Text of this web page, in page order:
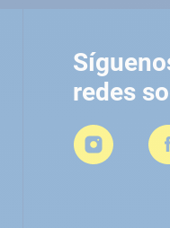
redes